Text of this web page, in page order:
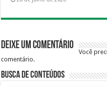
Deixe um comentário
Você
comentário.
Busca de Conteúdos